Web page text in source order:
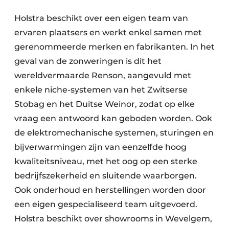
Holstra beschikt over een eigen team van
ervaren plaatsers en werkt enkel samen met
gerenommeerde merken en fabrikanten. In het
geval van de zonweringen is dit het
wereldvermaarde Renson, aangevuld met
enkele niche-systemen van het Zwitserse
Stobag en het Duitse Weinor, zodat op elke
vraag een antwoord kan geboden worden. Ook
de elektromechanische systemen, sturingen en
bijverwarmingen zijn van eenzelfde hoog
kwaliteitsniveau, met het oog op een sterke
bedrijfszekerheid en sluitende waarborgen.
Ook onderhoud en herstellingen worden door
een eigen gespecialiseerd team uitgevoerd.
Holstra beschikt over showrooms in Wevelgem,